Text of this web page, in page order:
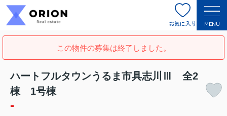
お気に入り MENU
この物件の募集は終了しました。
ハートフルタウンうるま市具志川Ⅲ 全2
棟 1号棟
-